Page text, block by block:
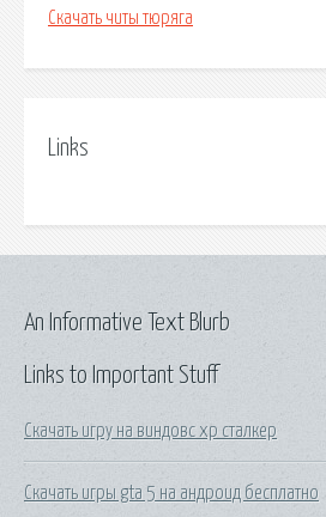
Скачать читы тюряга
Links
Links to Important Stuff
Скачать игру на виндовс xp сталкер
Скачать игры gta 5 на андроид бесплатно
An Informative Text Blurb